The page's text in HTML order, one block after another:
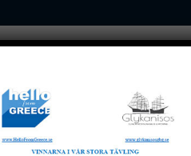
Hälsning från vice guvernören i